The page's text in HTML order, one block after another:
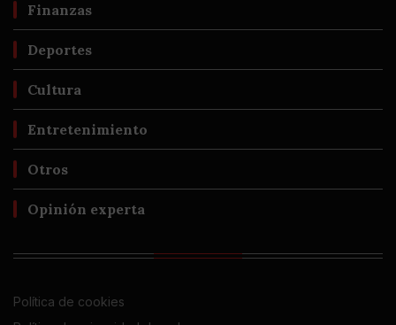
Finanzas
Deportes
Cultura
Entretenimiento
Otros
Opinión experta
Política de cookies